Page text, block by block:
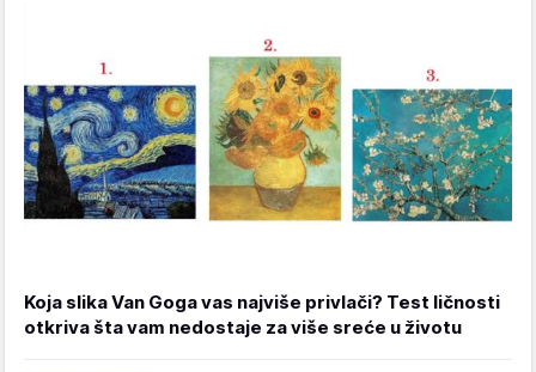
Koja slika Van Goga vas najviše privlači? Test ličnosti
otkriva šta vam nedostaje za više sreće u životu